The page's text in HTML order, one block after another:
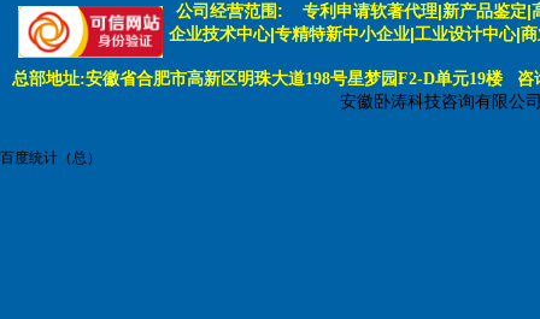
公司经营范围:
专利申请软著代理|新产品鉴定|
企业技术中心|专精特新中小企业|工业设计中心|
总部地址:安徽省合肥市高新区明珠大道198号星梦园F2-D单元19楼 咨
安徽卧涛科技咨询有限公
百度统计（总）